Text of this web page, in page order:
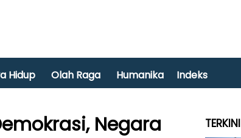
Hidup Olah Raga Humanika Indeks
Negara
TERKINI